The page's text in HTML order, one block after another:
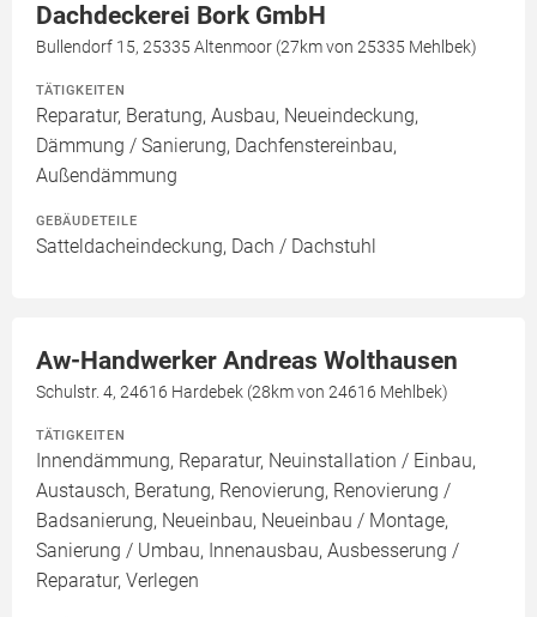
Dachdeckerei Bork GmbH
Bullendorf 15, 25335 Altenmoor (27km von 25335 Mehlbek)
TÄTIGKEITEN
Reparatur, Beratung, Ausbau, Neueindeckung,
Dämmung / Sanierung, Dachfenstereinbau,
Außendämmung
GEBÄUDETEILE
Satteldacheindeckung, Dach / Dachstuhl
Aw-Handwerker Andreas Wolthausen
Schulstr. 4, 24616 Hardebek (28km von 24616 Mehlbek)
TÄTIGKEITEN
Innendämmung, Reparatur, Neuinstallation / Einbau,
Austausch, Beratung, Renovierung, Renovierung /
Badsanierung, Neueinbau, Neueinbau / Montage,
Sanierung / Umbau, Innenausbau, Ausbesserung /
Reparatur, Verlegen